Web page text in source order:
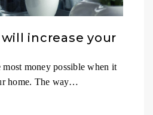
increase your
money possible when it
home. The way…